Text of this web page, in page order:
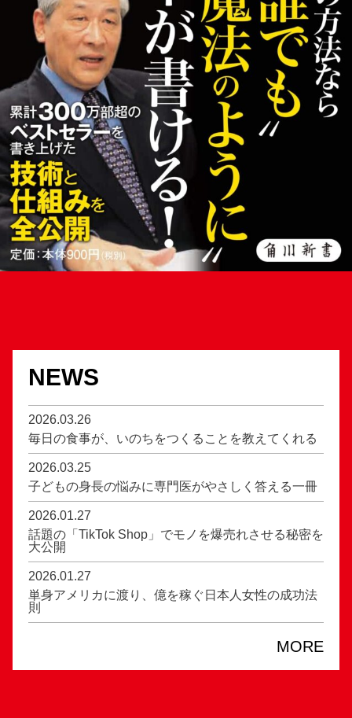
NEWS
2026.03.26
毎日の食事が、いのちをつくることを教えてくれる
2026.03.25
子どもの身長の悩みに専門医がやさしく答える一冊
2026.01.27
話題の「TikTok Shop」でモノを爆売れさせる秘密を
大公開
2026.01.27
単身アメリカに渡り、億を稼ぐ日本人女性の成功法
則
MORE